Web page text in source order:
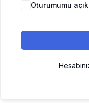
Oturumumu